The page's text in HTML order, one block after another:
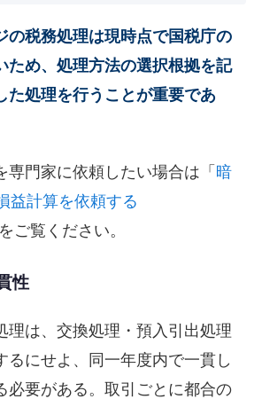
の税務処理は現時点で国税庁の
ため、処理方法の選択根拠を記
た処理を行うことが重要であ
専門家に依頼したい場合は「 暗
益計算を依頼する
ご覧ください。
性
理は、交換処理・預入引出処理
るにせよ、同一年度内で一貫し
必要がある。取引ごとに都合の